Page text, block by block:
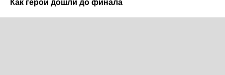
Как герои дошли до финала